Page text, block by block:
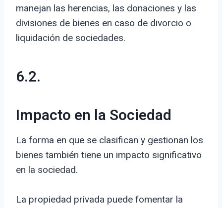
manejan las herencias, las donaciones y las
divisiones de bienes en caso de divorcio o
liquidación de sociedades.
6.2.
Impacto en la Sociedad
La forma en que se clasifican y gestionan los
bienes también tiene un impacto significativo
en la sociedad.
La propiedad privada puede fomentar la